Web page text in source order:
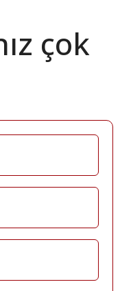
çok